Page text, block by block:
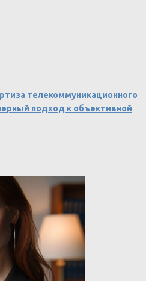
телекоммуникационного
подход к объективной